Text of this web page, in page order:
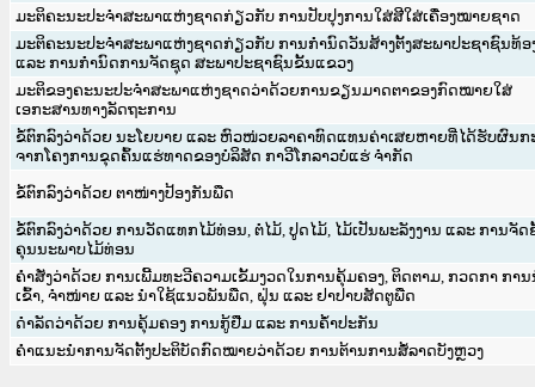
ມະຕິຄະນະປະຈຳສະພາແຫ່ງຊາດກ່ຽວກັບ ການປັບປຸງການໃສ່ສີໃສ່ເຄື່ອງໝາຍຊາດ
ມະຕິຄະນະປະຈຳສະພາແຫ່ງຊາດກ່ຽວກັບ ການກຳນົດວັນສ້າງຕັ້ງສະພາປະຊາຊົນທ້ອ
ແລະ ການກຳນົດການຈັດຊຸດ ສະພາປະຊາຊົນຂັ້ນແຂວງ
ມະຕິຂອງຄະນະປະຈຳສະພາແຫ່ງຊາດວ່າດ້ວຍການຂຽນມາດຕາຂອງກົດໝາຍໃສ່
ເອກະສານທາງລັດຖະການ
ຂໍ້ຕົກລົງວ່າດ້ວຍ ນະໂຍບາຍ ແລະ ຫົວໜ່ວຍລາຄາທົດແທນຄ່າເສຍຫາຍທີ່ໄດ້ຮັບຜົນກ
ຈາກໂຄງການຂຸດຄົ້ນແຮ່ທາດຂອງບໍລິສັດ ກາວີໂກລາວບໍ່ແຮ່ ຈຳກັດ
ຂໍ້ຕົກລົງວ່າດ້ວຍ ຕາໜ່າງປ້ອງກັນພືດ
ຂໍ້ຕົກລົງວ່າດ້ວຍ ການວັດແທກໄມ້ທ່ອນ, ຕໍໄມ້, ປູດໄມ້, ໄມ້ເປັນພະລັງງານ ແລະ ການຈັດ
ຄຸນນະພາບໄມ້ທ່ອນ
ຄຳສັ່ງວ່າດ້ວຍ ການເພີ້ມທະວີຄວາມເຂັ້ມງວດໃນການຄຸ້ມຄອງ, ຕິດຕາມ, ກວດກາ ການ
ເຂົ້າ, ຈຳໜ່າຍ ແລະ ນຳໃຊ້ແນວພັນພືດ, ຝຸ່ນ ແລະ ຢາປາບສັດຕູພືດ
ດຳລັດວ່າດ້ວຍ ການຄຸ້ມຄອງ ການກູ້ຢືມ ແລະ ການຄ້ຳປະກັນ
ຄຳແນະນຳການຈັດຕັ້ງປະຕິບັດກົດໝາຍວ່າດ້ວຍ ການຕ້ານການສໍ້ລາດບັງຫຼວງ